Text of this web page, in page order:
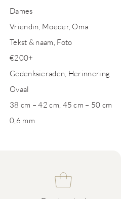
Dames
Vriendin, Moeder, Oma
Tekst & naam, Foto
€200+
Gedenksieraden, Herinnering
Ovaal
38 cm – 42 cm, 45 cm – 50 cm
0,6 mm